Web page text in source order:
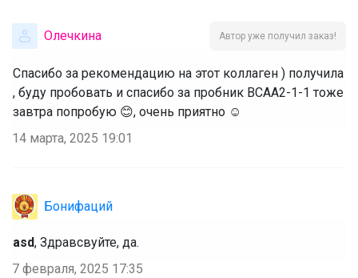
Олечкина Автор уже получил заказ!
Спасибо за рекомендацию на этот коллаген ) получила
, буду пробовать и спасибо за пробник BCAA2-1-1 тоже
завтра попробую 😊, очень приятно ☺️
14 марта, 2025 19:01
Бонифаций
asd, Здравсвуйте, да.
7 февраля, 2025 17:35